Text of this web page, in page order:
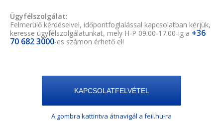
Ügyfélszolgálat:
Felmerülő kérdéseivel, időpontfoglalással kapcsolatban kérjük,
keresse ügyfélszolgálatunkat, mely H-P 09:00-17:00-ig a +36
70 682 3000-es számon érhető el!
KAPCSOLATFELVÉTEL
A gombra kattintva átnavigál a feil.hu-ra